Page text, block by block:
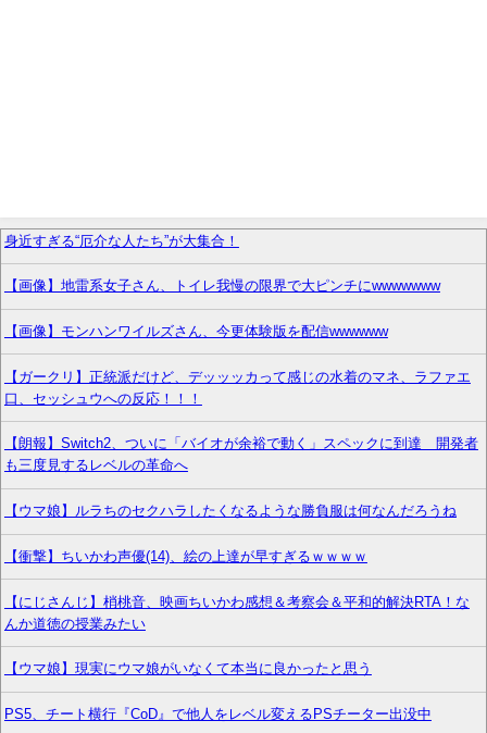
身近すぎる“厄介な人たち”が大集合！
【画像】地雷系女子さん、トイレ我慢の限界で大ピンチにwwwwwww
【画像】モンハンワイルズさん、今更体験版を配信wwwwww
【ガークリ】正統派だけど、デッッッカって感じの水着のマネ、ラファエ
口、セッシュウへの反応！！！
【朗報】Switch2、ついに「バイオが余裕で動く」スペックに到達 開発者
も三度見するレベルの革命へ
【ウマ娘】ルラちのセクハラしたくなるような勝負服は何なんだろうね
【衝撃】ちいかわ声優(14)、絵の上達が早すぎるｗｗｗｗ
【にじさんじ】梢桃音、映画ちいかわ感想＆考察会＆平和的解決RTA！な
んか道徳の授業みたい
【ウマ娘】現実にウマ娘がいなくて本当に良かったと思う
PS5、チート横行『CoD』で他人をレベル変えるPSチーター出没中